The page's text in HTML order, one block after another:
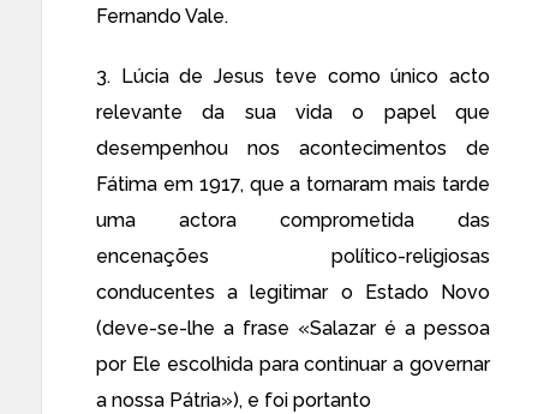
Fernando Vale.
3. Lúcia de Jesus teve como único acto
relevante da sua vida o papel que
desempenhou nos acontecimentos de
Fátima em 1917, que a tornaram mais tarde
uma actora comprometida das
encenações político-religiosas
conducentes a legitimar o Estado Novo
(deve-se-lhe a frase «Salazar é a pessoa
por Ele escolhida para continuar a governar
a nossa Pátria»), e foi portanto